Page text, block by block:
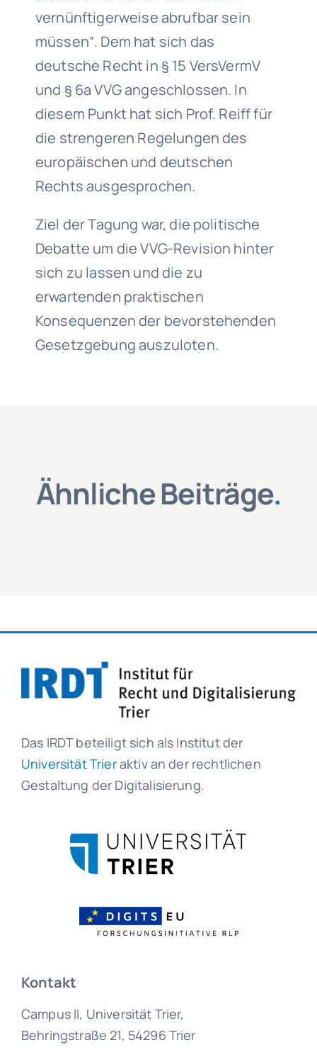
vernünftigerweise abrufbar sein
müssen“. Dem hat sich das
deutsche Recht in § 15 VersVermV
und § 6a VVG angeschlossen. In
diesem Punkt hat sich Prof. Reiff für
die strengeren Regelungen des
europäischen und deutschen
Rechts ausgesprochen.
Ziel der Tagung war, die politische
Debatte um die VVG-Revision hinter
sich zu lassen und die zu
erwartenden praktischen
Konsequenzen der bevorstehenden
Gesetzgebung auszuloten.
Ähnliche Beiträge.
Das IRDT beteiligt sich als Institut der
Universität Trieraktiv an der rechtlichen
Gestaltung der Digitalisierung.
Kontakt
Campus II, Universität Trier,
Behringstraße 21, 54296 Trier